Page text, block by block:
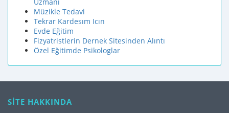
Müzikle Tedavi
Tekrar Kardesım Icın
Evde Eğitim
Fizyatristlerin Dernek Sitesinden Alıntı
Özel Eğitimde Psikologlar
SİTE HAKKINDA